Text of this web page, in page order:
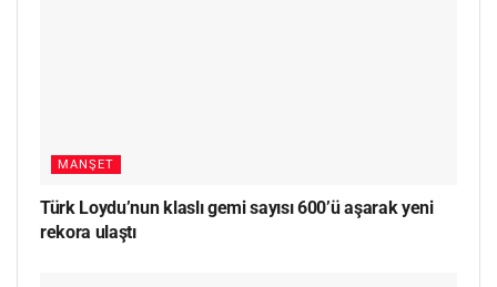
MANŞET
Türk Loydu’nun klaslı gemi sayısı 600’ü aşarak yeni
rekora ulaştı